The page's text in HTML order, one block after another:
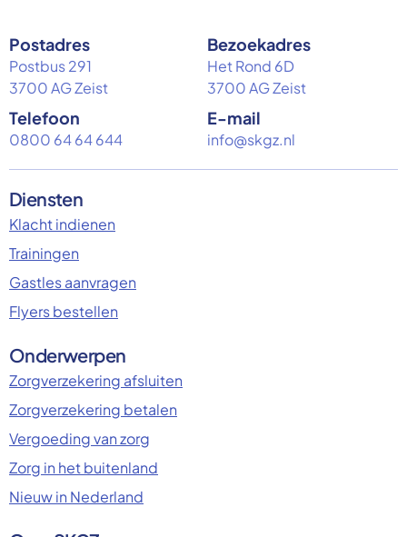
Postadres
Postbus 291
3700 AG Zeist
Bezoekadres
Het Rond 6D
3700 AG Zeist
Telefoon
0800 64 64 644
E-mail
info@skgz.nl
Diensten
Klacht indienen
Trainingen
Gastles aanvragen
Flyers bestellen
Onderwerpen
Zorgverzekering afsluiten
Zorgverzekering betalen
Vergoeding van zorg
Zorg in het buitenland
Nieuw in Nederland